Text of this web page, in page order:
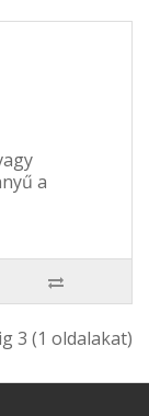
a
3 (1 oldalakat)